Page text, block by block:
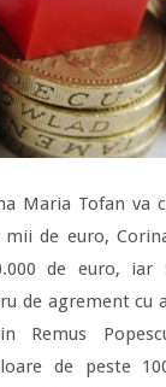
Maria Tofan va
de euro,
de euro, iar
de agrement cu
Remus
de peste